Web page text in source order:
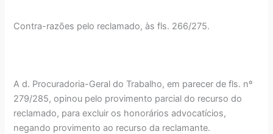
Contra-razões pelo reclamado, às fls. 266/275.
A d. Procuradoria-Geral do Trabalho, em parecer de fls. nº
279/285, opinou pelo provimento parcial do recurso do
reclamado, para excluir os honorários advocatícios,
negando provimento ao recurso da reclamante.